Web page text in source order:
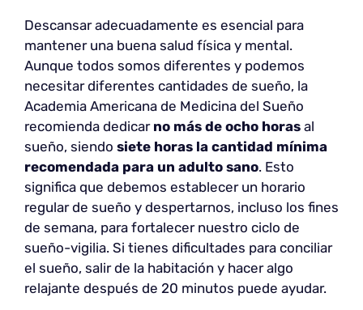
Descansar adecuadamente es esencial para
mantener una buena salud física y mental.
Aunque todos somos diferentes y podemos
necesitar diferentes cantidades de sueño, la
Academia Americana de Medicina del Sueño
recomienda dedicar no más de ocho horas al
sueño, siendo siete horas la cantidad mínima
recomendada para un adulto sano. Esto
significa que debemos establecer un horario
regular de sueño y despertarnos, incluso los fines
de semana, para fortalecer nuestro ciclo de
sueño-vigilia. Si tienes dificultades para conciliar
el sueño, salir de la habitación y hacer algo
relajante después de 20 minutos puede ayudar.